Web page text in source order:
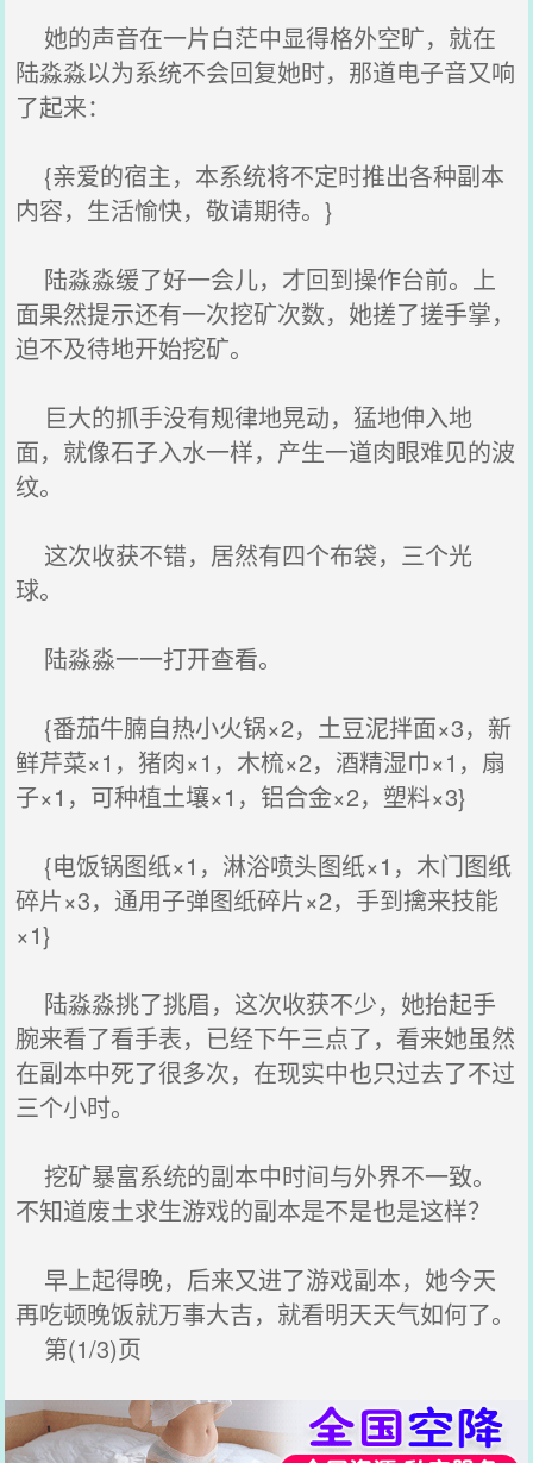
她的声音在一片白茫中显得格外空旷，就在
陆淼淼以为系统不会回复她时，那道电子音又响
了起来：
{亲爱的宿主，本系统将不定时推出各种副本
内容，生活愉快，敬请期待。}
陆淼淼缓了好一会儿，才回到操作台前。上
面果然提示还有一次挖矿次数，她搓了搓手掌，
迫不及待地开始挖矿。
巨大的抓手没有规律地晃动，猛地伸入地
面，就像石子入水一样，产生一道肉眼难见的波
纹。
这次收获不错，居然有四个布袋，三个光
球。
陆淼淼一一打开查看。
{番茄牛腩自热小火锅×2，土豆泥拌面×3，新
鲜芹菜×1，猪肉×1，木梳×2，酒精湿巾×1，扇
子×1，可种植土壤×1，铝合金×2，塑料×3}
{电饭锅图纸×1，淋浴喷头图纸×1，木门图纸
碎片×3，通用子弹图纸碎片×2，手到擒来技能
×1}
陆淼淼挑了挑眉，这次收获不少，她抬起手
腕来看了看手表，已经下午三点了，看来她虽然
在副本中死了很多次，在现实中也只过去了不过
三个小时。
挖矿暴富系统的副本中时间与外界不一致。
不知道废土求生游戏的副本是不是也是这样？
早上起得晚，后来又进了游戏副本，她今天
再吃顿晚饭就万事大吉，就看明天天气如何了。
第(1/3)页